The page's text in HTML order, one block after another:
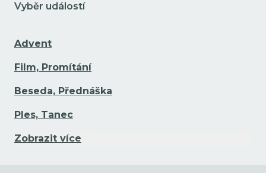
Vyběr událostí
Advent
Film, Promítání
Beseda, Přednáška
Ples, Tanec
Zobrazit více